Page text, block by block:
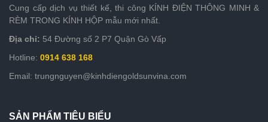
Cung cấp dịch vụ thiết kế, thi công KÍNH ĐIỆN THÔNG MINH &
RÈM TRONG KÍNH HỘP mẫu mới nhất.
Địa chỉ: 54 Đường số 2 P7 Quận Gò Vấp
Hotline: 0914 638 168
Email: trungnguyen@kinhdiengoldsunvina.com
SẢN PHẨM TIÊU BIỂU